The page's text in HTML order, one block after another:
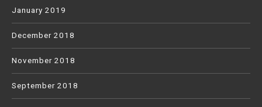
January 2019
December 2018
November 2018
September 2018